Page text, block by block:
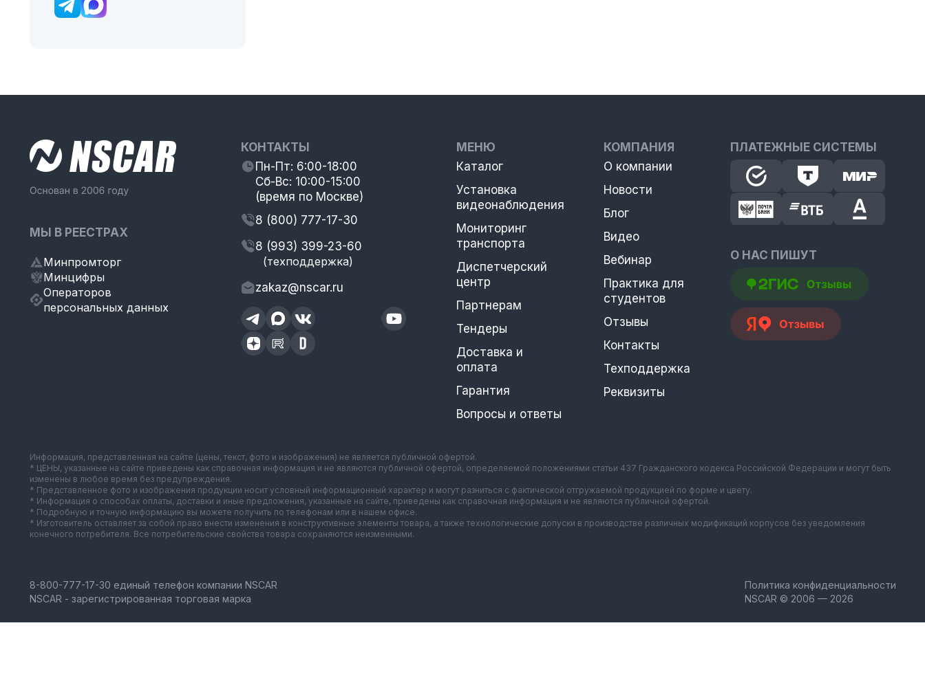
МЫ В РЕЕСТРАХ
Минпромторг
Минцифры
Операторов
персональных данных
КОНТАКТЫ
Пн-Пт: 6:00-18:00
Сб-Вс: 10:00-15:00
(время по Москве)
8 (800) 777-17-30
8 (993) 399-23-60
(техподдержка)
zakaz@nscar.ru
МЕНЮ
Каталог
Установка
видеонаблюдения
Мониторинг
транспорта
Диспетчерский
центр
Партнерам
Тендеры
Доставка и
оплата
Гарантия
Вопросы и ответы
КОМПАНИЯ
О компании
Новости
Блог
Видео
Вебинар
Практика для
студентов
Отзывы
Контакты
Техподдержка
Реквизиты
ПЛАТЕЖНЫЕ СИСТЕМЫ
О НАС ПИШУТ
Информация, представленная на сайте (цены, текст, фото и изображения) не является публичной офертой.
* ЦЕНЫ, указанные на сайте приведены как справочная информация и не являются публичной офертой, определяемой положениями статьи 437 Гражданского кодекса Российской Федерации и могут быть
изменены в любое время без предупреждения.
* Представленное фото и изображения продукции носит условный информационный характер и могут разниться с фактической отгружаемой продукцией по форме и цвету.
* Информация о способах оплаты, доставки и иные предложения, указанные на сайте, приведены как справочная информация и не являются публичной офертой.
* Подробную и точную информацию вы можете получить по телефонам или в нашем офисе.
* Изготовитель оставляет за собой право внести изменения в конструктивные элементы товара, а также технологические допуски в производстве различных модификаций корпусов без уведомления
конечного потребителя. Все потребительские свойства товара сохраняются неизменными.
NSCAR - зарегистрированная торговая марка
Политика конфиденциальности
NSCAR © 2006 — 2026